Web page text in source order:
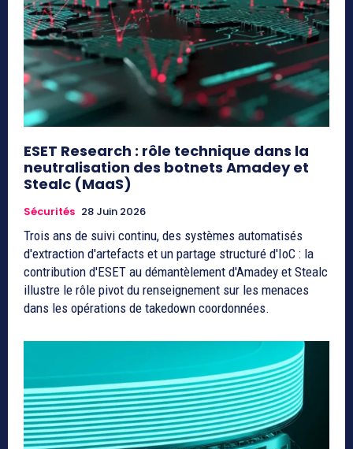
ESET Research : rôle technique dans la
neutralisation des botnets Amadey et
Stealc (MaaS)
Sécurités 28 Juin 2026
Trois ans de suivi continu, des systèmes automatisés
d'extraction d'artefacts et un partage structuré d'IoC : la
contribution d'ESET au démantèlement d'Amadey et Stealc
illustre le rôle pivot du renseignement sur les menaces
dans les opérations de takedown coordonnées.